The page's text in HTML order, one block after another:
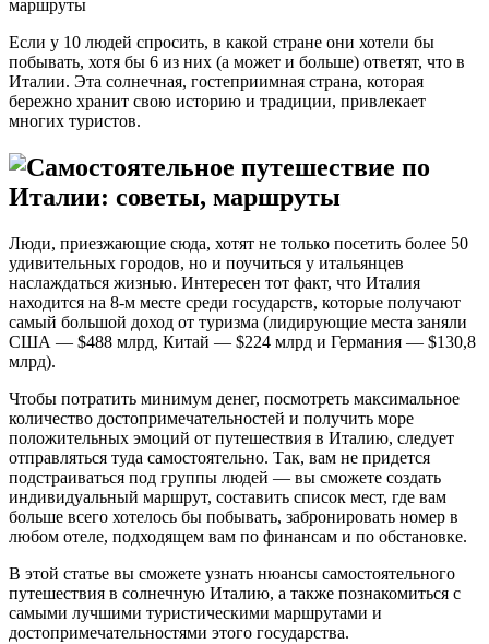
Если у 10 людей спросить, в какой стране они хотели бы
побывать, хотя бы 6 из них (а может и больше) ответят, что в
Италии. Эта солнечная, гостеприимная страна, которая
бережно хранит свою историю и традиции, привлекает
многих туристов.
Люди, приезжающие сюда, хотят не только посетить более 50
удивительных городов, но и поучиться у итальянцев
наслаждаться жизнью. Интересен тот факт, что Италия
находится на 8-м месте среди государств, которые получают
самый большой доход от туризма (лидирующие места заняли
США — $488 млрд, Китай — $224 млрд и Германия — $130,8
млрд).
Чтобы потратить минимум денег, посмотреть максимальное
количество достопримечательностей и получить море
положительных эмоций от путешествия в Италию, следует
отправляться туда самостоятельно. Так, вам не придется
подстраиваться под группы людей — вы сможете создать
индивидуальный маршрут, составить список мест, где вам
больше всего хотелось бы побывать, забронировать номер в
любом отеле, подходящем вам по финансам и по обстановке.
В этой статье вы сможете узнать нюансы самостоятельного
путешествия в солнечную Италию, а также познакомиться с
самыми лучшими туристическими маршрутами и
достопримечательностями этого государства.